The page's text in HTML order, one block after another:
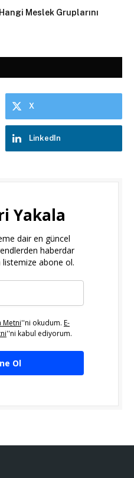
Meslek Gruplarını
X
LinkedIn
Yakala
dair en güncel
haberdar
abone ol.
Metni''ni okudum. E-
''ni kabul ediyorum.
Ol